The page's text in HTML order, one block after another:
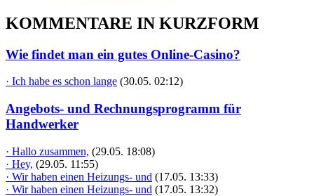
KOMMENTARE IN KURZFORM
Wie findet man ein gutes Online-Casino?
· Ich habe es schon lange (30.05. 02:12)
Angebots- und Rechnungsprogramm für
Handwerker
· Hallo zusammen, (29.05. 18:08)
· Hey, (29.05. 11:55)
· Wir haben einen Heizungs- und (17.05. 13:33)
· Wir haben einen Heizungs- und (17.05. 13:32)